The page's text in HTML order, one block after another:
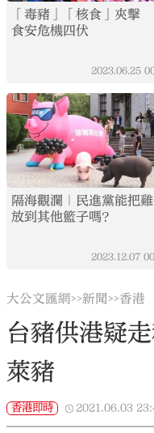
「毒豬」「核食」夾擊
食安危機四伏
2023.06.25
隔海觀瀾｜民進黨能把
放到其他籃子嗎？
2023.12.07
大公文匯網>>新聞>>香港
台豬供港疑
萊豬
香港即時 2021.06.03